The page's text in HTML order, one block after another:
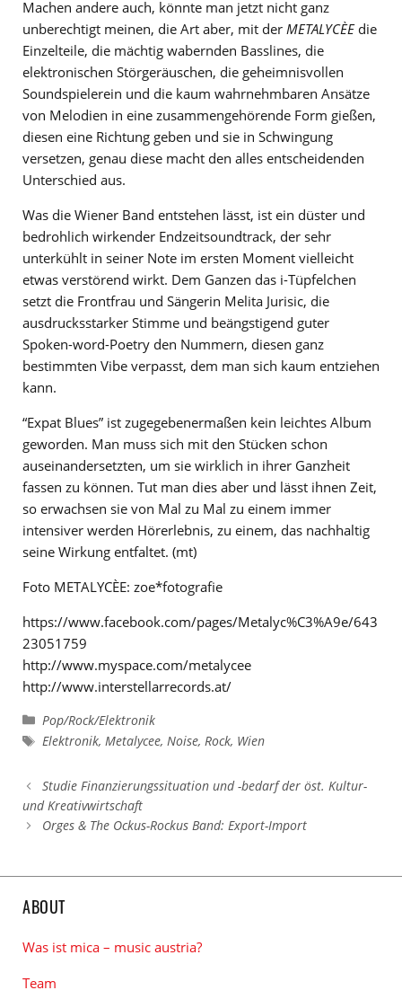
Machen andere auch, könnte man jetzt nicht ganz
unberechtigt meinen, die Art aber, mit der METALYCÈEdie
Einzelteile, die mächtig wabernden Basslines, die
elektronischen Störgeräuschen, die geheimnisvollen
Soundspielerein und die kaum wahrnehmbaren Ansätze
von Melodien in eine zusammengehörende Form gießen,
diesen eine Richtung geben und sie in Schwingung
versetzen, genau diese macht den alles entscheidenden
Unterschied aus.
Was die Wiener Band entstehen lässt, ist ein düster und
bedrohlich wirkender Endzeitsoundtrack, der sehr
unterkühlt in seiner Note im ersten Moment vielleicht
etwas verstörend wirkt. Dem Ganzen das i-Tüpfelchen
setzt die Frontfrau und Sängerin Melita Jurisic, die
ausdrucksstarker Stimme und beängstigend guter
Spoken-word-Poetry den Nummern, diesen ganz
bestimmten Vibe verpasst, dem man sich kaum entziehen
kann.
“Expat Blues” ist zugegebenermaßen kein leichtes Album
geworden. Man muss sich mit den Stücken schon
auseinandersetzten, um sie wirklich in ihrer Ganzheit
fassen zu können. Tut man dies aber und lässt ihnen Zeit,
so erwachsen sie von Mal zu Mal zu einem immer
intensiver werden Hörerlebnis, zu einem, das nachhaltig
seine Wirkung entfaltet. (mt)
Foto METALYCÈE: zoe*fotografie
https://www.facebook.com/pages/Metalyc%C3%A9e/643
23051759
http://www.myspace.com/metalycee
http://www.interstellarrecords.at/
Kategorien
Pop/Rock/Elektronik
Schlagwörter
Elektronik,Metalycee,Noise,Rock, Wien
Studie Finanzierungssituation und -bedarf der öst. Kultur-
und Kreativwirtschaft
Orges & The Ockus-Rockus Band: Export-Import
ABOUT
Was ist mica – music austria?
Team